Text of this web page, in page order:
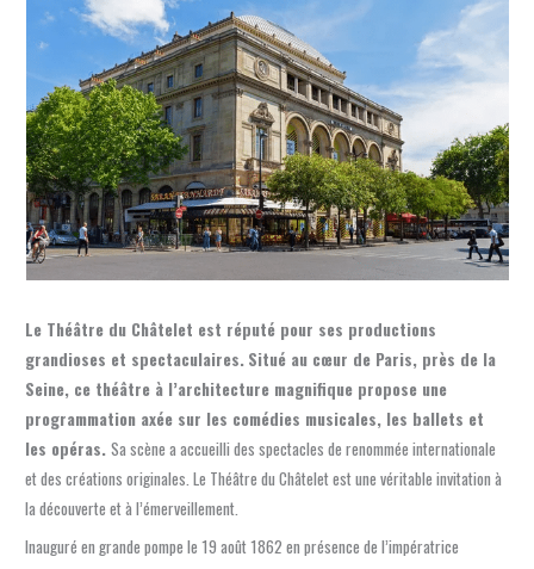
Le Théâtre du Châtelet est réputé pour ses productions
grandioses et spectaculaires. Situé au cœur de Paris, près de la
Seine, ce théâtre à l’architecture magnifique propose une
programmation axée sur les comédies musicales, les ballets et
les opéras.Sa scène a accueilli des spectacles de renommée internationale
et des créations originales. Le Théâtre du Châtelet est une véritable invitation à
la découverte et à l’émerveillement.
Inauguré en grande pompe le 19 août 1862 en présence de l’impératrice